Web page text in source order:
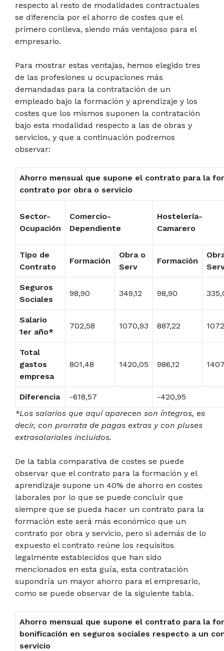
respecto al resto de modalidades contractuales
se diferencia por el ahorro de costes que el
primero conlleva, siendo más ventajoso para el
empresario.
Para mostrar estas ventajas, hemos elegido tres
de las profesiones u ocupaciones más
demandadas para la contratación de un
empleado bajo la formación y aprendizaje y los
costes que los mismos suponen la contratación
bajo esta modalidad respecto a las de obras y
servicios, y que a continuación podremos
observar:
Ahorro mensual que supone el contrato para la
contrato por obra o servicio
Sector-
Ocupación
Comercio-
Dependiente
Hostelería-
Camarero
Tipo de
Contrato
Formación
Obra o
Serv
Formación
Seguros
Sociales
98,90 349,12 98,90
Salario
1er año*
702,58 1070,93 887,22
Total
gastos
empresa
801,48 1420,05 986,12
Diferencia -618,57
-420,95
*Los salarios que aquí aparecen son íntegros, es
decir, con prorrata de pagas extras y con pluses
extrasalariales incluidos.
De la tabla comparativa de costes se puede
observar que el contrato para la formación y el
aprendizaje supone un 40% de ahorro en costes
laborales por lo que se puede concluir que
siempre que se pueda hacer un contrato para la
formación este será más económico que un
contrato por obra y servicio, pero si además de lo
expuesto el contrato reúne los requisitos
legalmente establecidos que han sido
mencionados en esta guía, esta contratación
supondría un mayor ahorro para el empresario,
como se puede observar de la siguiente tabla.
Ahorro mensual que supone el contrato para la
bonificación en seguros sociales respecto a un
servicio